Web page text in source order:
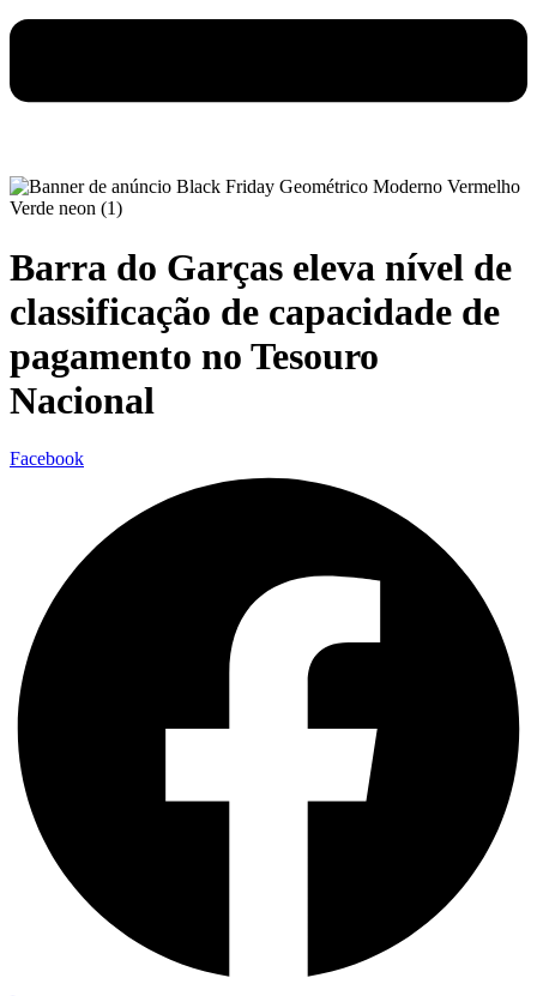
Barra do Garças eleva nível de
classificação de capacidade de
pagamento no Tesouro
Nacional
Facebook